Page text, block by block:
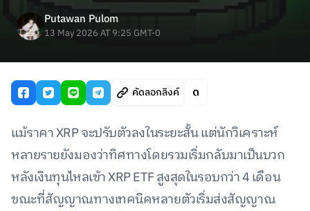
Putawan Pulom
13 May 2026 AT 9:25 GMT-0
คัดลอกลิงค์
แม้ราคา XRP จะปรับตัวลงในระยะสั้น แต่นักวิเคราะห์
หลายรายยังมองว่าทิศทางโดยรวมเริ่มกลับมาเป็นบวก
หลังเงินทุนไหลเข้า XRP ETF สูงสุดในรอบกว่า 4 เดือน
ขณะที่สัญญาณทางเทคนิคหลายตัวเริ่มส่งสัญญาณ